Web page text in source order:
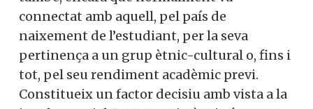
també, encara que normalment va
connectat amb aquell, pel país de
naixement de l’estudiant, per la seva
pertinença a un grup ètnic-cultural o, fins
i tot, pel seu rendiment acadèmic previ.